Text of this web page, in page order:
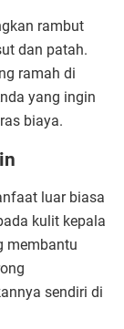
rambut
dan patah.
ramah di
yang ingin
biaya.
luar biasa
kulit kepala
membantu
sendiri di